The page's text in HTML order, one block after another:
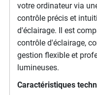
votre ordinateur via
contrôle précis et
d'éclairage. Il est
contrôle d'éclairage,
gestion flexible et
lumineuses.
Caractéristiques